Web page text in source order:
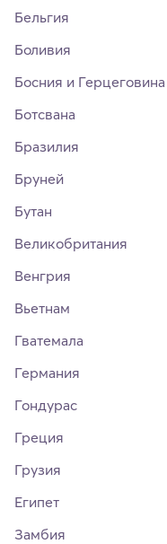
Бельгия
Боливия
Босния и Герцеговина
Ботсвана
Бразилия
Бруней
Бутан
Великобритания
Венгрия
Вьетнам
Гватемала
Германия
Гондурас
Греция
Грузия
Египет
Замбия